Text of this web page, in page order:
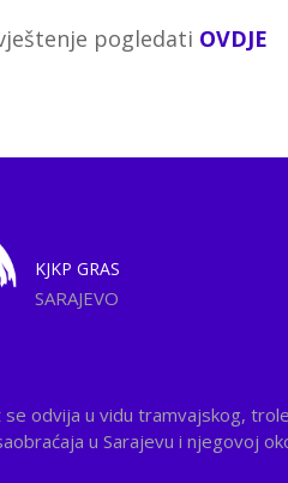
pogledati OVDJE
KJKP GRAS
SARAJEVO
se odvija u vidu tramvajskog,
u Sarajevu i njegovoj